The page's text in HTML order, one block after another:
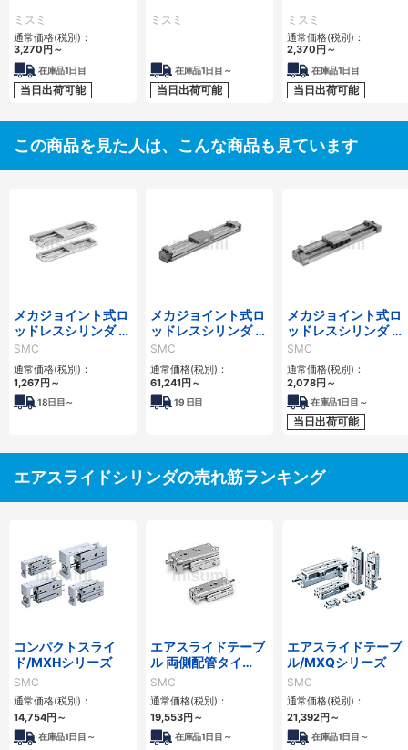
ミスミ
通常価格(税別)：
3,270 円 ～
在庫品1日目
当日出荷可能
ミスミ
在庫品1日目～
当日出荷可能
ミスミ
通常価格(税別)：
2,370 円 ～
在庫品1日目
当日出荷可能
この商品を見た人は、こんな商品も見ています
メカジョイント式ロ
ッドレスシリンダ カ
ムフォロアガイド形
MY2Cシリーズ
SMC
通常価格(税別)：
1,267 円 ～
18日目～
メカジョイント式ロ
ッドレスシリンダ カ
ムフォロアガイド形
二次電池対応 25A-
MY1Cシリーズ
SMC
通常価格(税別)：
61,241円 ～
19 日目
メカジョイント式ロ
ッドレスシリンダ リ
ニアガイド形 MY1H
シリーズ
SMC
通常価格(税別)：
2,078円 ～
在庫品1日目～
当日出荷可能
エアスライドシリンダの売れ筋ランキング
コンパクトスライ
ド/MXHシリーズ
SMC
通常価格(税別)：
14,754円 ～
在庫品1日目～
エアスライドテーブ
ル 両側配管タイ
プ/MXQ□Aシリー
ズ
SMC
通常価格(税別)：
19,553円 ～
在庫品1日目～
エアスライドテーブ
ル/MXQシリーズ
SMC
通常価格(税別)：
21,392円 ～
在庫品1日目～